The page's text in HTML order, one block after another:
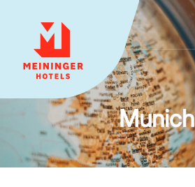
MEININGER HOTELSMunich